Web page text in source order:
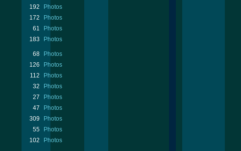
192
Photos
172
Photos
61
Photos
183 Photos
68
Photos
126
Photos
112
Photos
32
Photos
27
Photos
47
Photos
309
Photos
55
Photos
102 Photos